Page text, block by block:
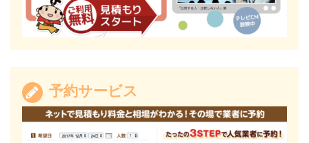
予約サービス